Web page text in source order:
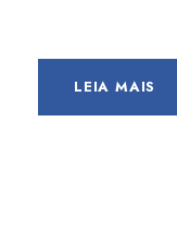
LEIA MAIS